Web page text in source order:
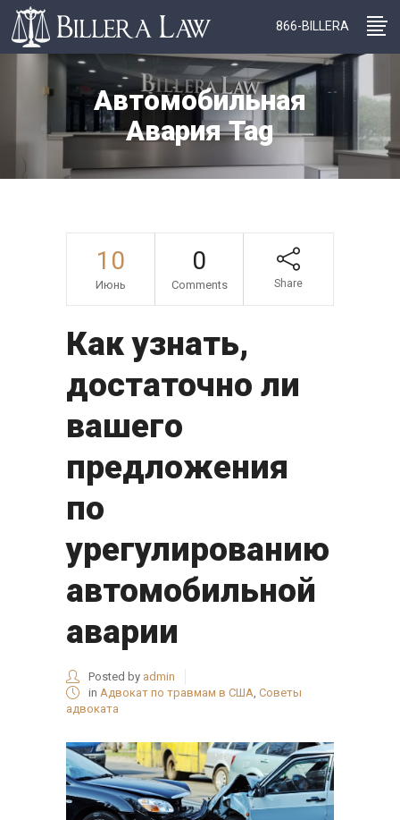
866-BILLERA
Автомобильная
Авария Tag
10
Июнь
0
Comments Share
Как узнать,
достаточно ли
вашего
предложения
по
урегулированию
автомобильной
аварии
Posted by admin
in Адвокат по травмам в США, Советы
адвоката